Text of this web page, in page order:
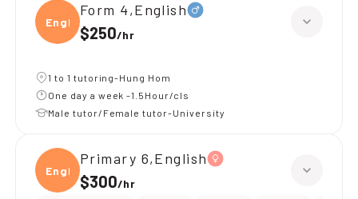
Engli
Form 4,English
$250/hr
1 to 1 tutoring-Hung Hom
One day a week -1.5Hour/cls
Male tutor/Female tutor-University
Engli
Primary 6,English
$300/hr